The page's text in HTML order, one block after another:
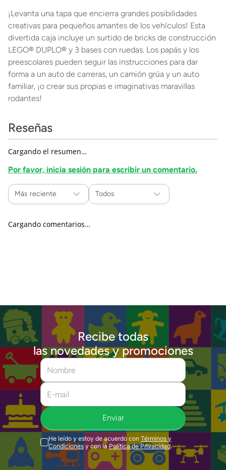
¡Levanta una tapa que encierra grandes posibilidades
creativas para pequeños amantes de los vehículos! Esta
divertida caja incluye un surtido de bricks de construcción
LEGO® DUPLO® y 3 bases con ruedas. Los papás y los
preescolares pueden seguir las instrucciones para dar
forma a un auto de carreras, un camión grúa y un auto
familiar, ¡o crear sus propias e imaginativas maravillas
rodantes!
Reseñas
Cargando el resumen…
Por favor, inicia sesión para escribir un comentario.
Más reciente Todos
Cargando comentarios…
Recibe todas
las novedades y promociones
Enviar
He leído y estoy de acuerdo con Términos y
Condiciones y con la Política de Privacidad.